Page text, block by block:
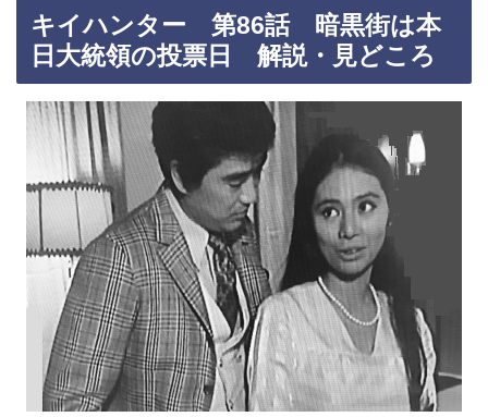
キイハンター 第86話 暗黒街は本
日大統領の投票日 解説・見どころ